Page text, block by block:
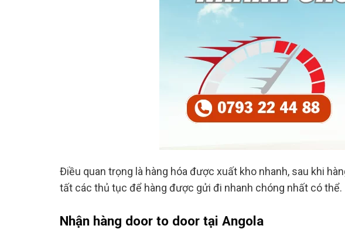
Điều quan trọng là hàng hóa được xuất kho nhanh, sau khi
tất các thủ tục để hàng được gửi đi nhanh chóng nhất có thể.
Nhận hàng door to door tại Angola